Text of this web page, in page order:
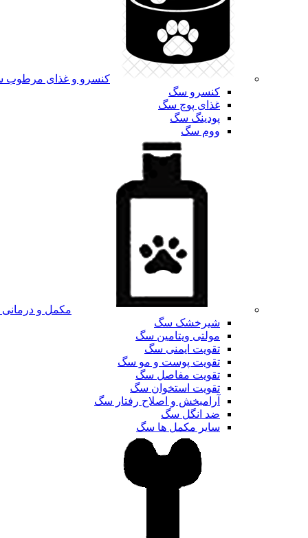
کنسرو و غذای
کنسرو سگ
غذای پوچ سگ
پودینگ سگ
ووم سگ
مکمل و
شیرخشک سگ
مولتی ویتامین سگ
تقویت ایمنی سگ
تقویت پوست و مو سگ
تقویت مفاصل سگ
تقویت استخوان سگ
آرامبخش و اصلاح رفتار سگ
ضد انگل سگ
سایر مکمل ها سگ